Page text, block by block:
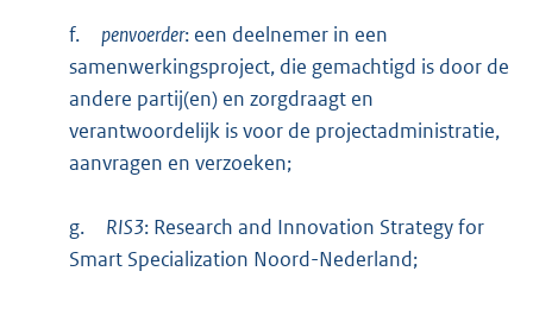
f. penvoerder: een deelnemer in een
samenwerkingsproject, die gemachtigd is door de
andere partij(en) en zorgdraagt en
verantwoordelijk is voor de projectadministratie,
aanvragen en verzoeken;
g. RIS3: Research and Innovation Strategy for
Smart Specialization Noord-Nederland;